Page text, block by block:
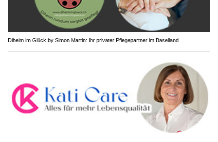
Diheim im Glück by Simon Martin: Ihr privater Pflegepartner im Baselland